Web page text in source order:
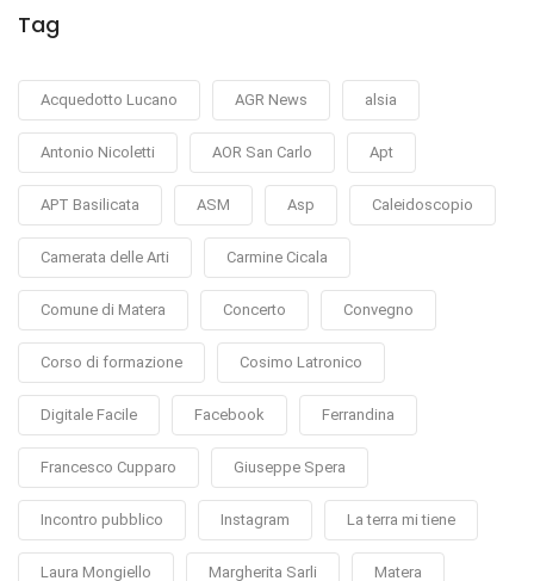
Tag
Acquedotto Lucano AGR News alsia
Antonio Nicoletti AOR San Carlo Apt
APT Basilicata ASM Asp Caleidoscopio
Camerata delle Arti Carmine Cicala
Comune di Matera Concerto Convegno
Corso di formazione Cosimo Latronico
Digitale Facile Facebook Ferrandina
Francesco Cupparo Giuseppe Spera
Incontro pubblico Instagram La terra mi tiene
Laura Mongiello Margherita Sarli Matera